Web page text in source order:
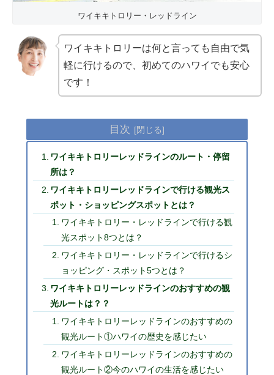
ワイキキトロリー・レッドライン
ワイキキトロリーは何と言っても自由で気
軽に行けるので、初めてのハワイでも安心
です！
目次
ワイキキトロリーレッドラインのルート・停留
所は？
ワイキキトロリーレッドラインで行ける観光ス
ポット・ショッピングスポットとは？
ワイキキトロリー・レッドラインで行ける観
光スポット8つとは？
ワイキキトロリー・レッドラインで行けるシ
ョッピング・スポット5つとは？
ワイキキトロリーレッドラインのおすすめの観
光ルートは？？
ワイキキトロリーレッドラインのおすすめの
観光ルート①ハワイの歴史を感じたい
ワイキキトロリーレッドラインのおすすめの
観光ルート②今のハワイの生活を感じたい